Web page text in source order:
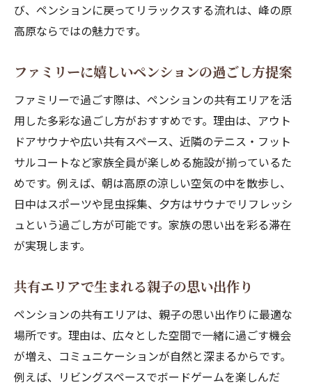
び、ペンションに戻ってリラックスする流れは、峰の原
高原ならではの魅力です。
ファミリーに嬉しいペンションの過ごし方提案
ファミリーで過ごす際は、ペンションの共有エリアを活
用した多彩な過ごし方がおすすめです。理由は、アウト
ドアサウナや広い共有スペース、近隣のテニス・フット
サルコートなど家族全員が楽しめる施設が揃っているた
めです。例えば、朝は高原の涼しい空気の中を散歩し、
日中はスポーツや昆虫採集、夕方はサウナでリフレッシ
ュという過ごし方が可能です。家族の思い出を彩る滞在
が実現します。
共有エリアで生まれる親子の思い出作り
ペンションの共有エリアは、親子の思い出作りに最適な
場所です。理由は、広々とした空間で一緒に過ごす機会
が増え、コミュニケーションが自然と深まるからです。
例えば、リビングスペースでボードゲームを楽しんだ